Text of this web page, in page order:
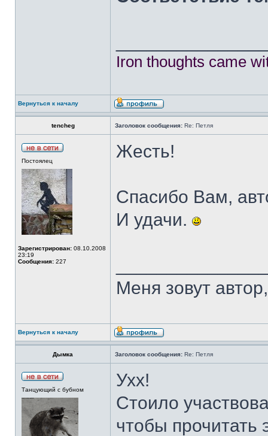
Iron thoughts came
Вернуться к началу
tencheg Заголовок сообщения: Re: Петля
Постоялец
Зарегистрирован: 08.10.2008
23:19
Сообщения: 227
Жесть!
Спасибо Вам,
И удачи.
Меня зовут
Вернуться к началу
Дымка Заголовок сообщения: Re: Петля
Танцующий с бубном
Ухх!
Стоило
чтобы прочитать